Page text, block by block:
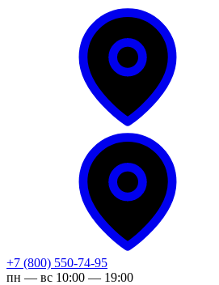
+7 (800) 550-74-95
пн — вс 10:00 — 19:00